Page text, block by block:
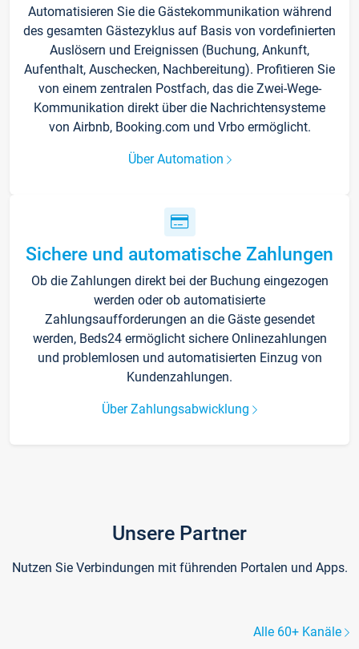
Automatisieren Sie die Gästekommunikation während
des gesamten Gästezyklus auf Basis von vordefinierten
Auslösern und Ereignissen (Buchung, Ankunft,
Aufenthalt, Auschecken, Nachbereitung). Profitieren Sie
von einem zentralen Postfach, das die Zwei-Wege-
Kommunikation direkt über die Nachrichtensysteme
von Airbnb, Booking.com und Vrbo ermöglicht.
Über Automation
Sichere und automatische Zahlungen
Ob die Zahlungen direkt bei der Buchung eingezogen
werden oder ob automatisierte
Zahlungsaufforderungen an die Gäste gesendet
werden, Beds24 ermöglicht sichere Onlinezahlungen
und problemlosen und automatisierten Einzug von
Kundenzahlungen.
Über Zahlungsabwicklung
Unsere Partner
Nutzen Sie Verbindungen mit führenden Portalen und Apps.
Alle 60+ Kanäle